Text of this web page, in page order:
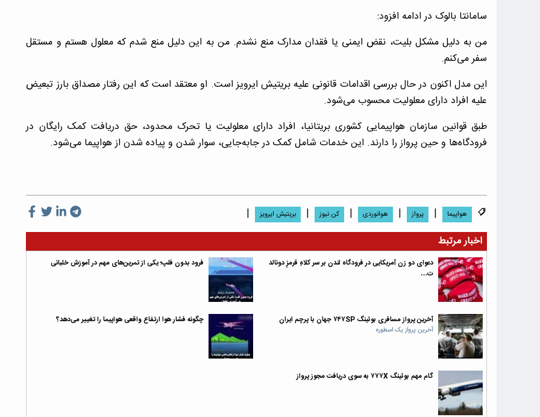
سامانتا بالوک در ادامه افزود:
من به دلیل مشکل بلیت، نقض ایمنی یا فقدان مدارک منع نشدم. من به این دلیل منع شدم که معلول هستم و مستقل
سفر می‌کنم.
این مدل اکنون در حال بررسی اقدامات قانونی علیه بریتیش ایرویز است. او معتقد است که این رفتار مصداق بارز تبعیض
علیه افراد دارای معلولیت محسوب می‌شود.
طبق قوانین سازمان هواپیمایی کشوری بریتانیا، افراد دارای معلولیت یا تحرک محدود، حق دریافت کمک رایگان در
فرودگاه‌ها و حین پرواز را دارند. این خدمات شامل کمک در جابه‌جایی، سوار شدن و پیاده شدن از هواپیما می‌شود.
هواپیما | پرواز | هوانوردی | کن نیوز | بریتیش ایرویز
|
اخبار مرتبط
دعوای دو زن آمریکایی در فرودگاه لندن بر سر کلاهِ قرمزِ دونالد
ت…
فرود بدون فلپ؛ یکی از تمرین‌های مهم در آموزش خلبانی
آخرین پرواز مسافری بوئینگ ۷۴۷SP جهان با پرچم ایران
آخرین پرواز یک اسطوره
چگونه فشار هوا ارتفاع واقعی هواپیما را تغییر می‌دهد؟
گام مهم بوئینگ ۷۷۷X به سوی دریافت مجوز پرواز